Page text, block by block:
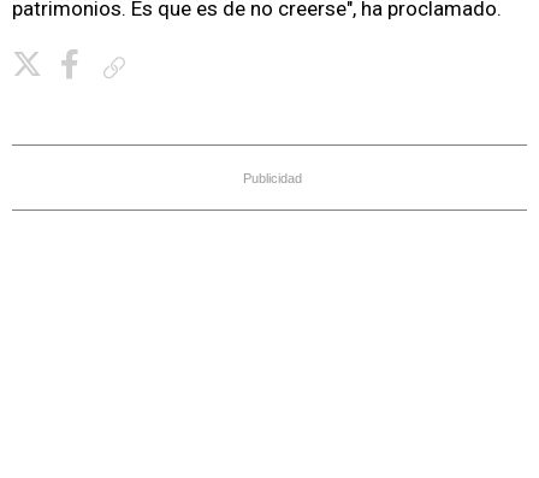
patrimonios. Es que es de no creerse", ha proclamado.
Publicidad